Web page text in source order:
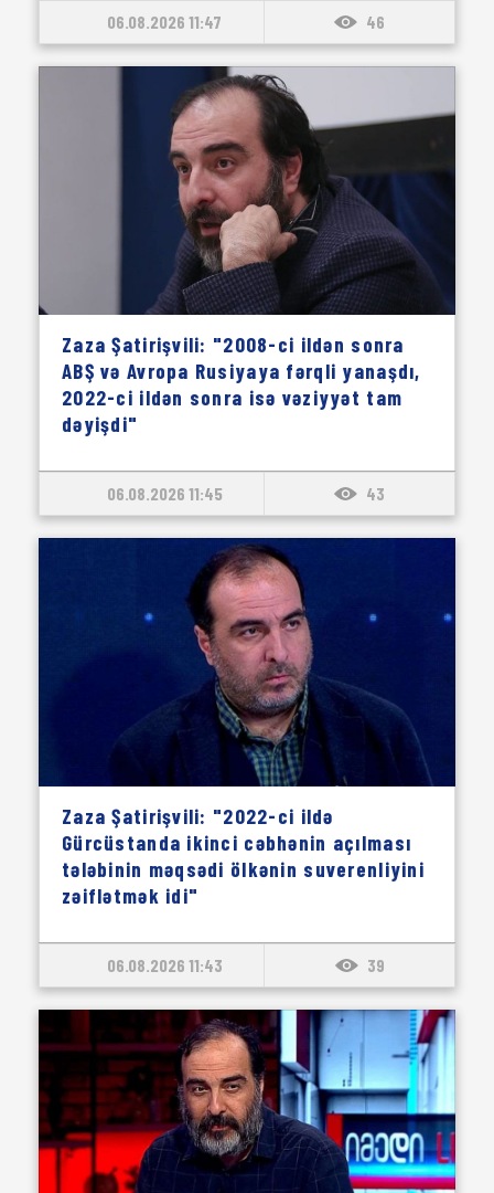
06.08.2026 11:47 46
Zaza Şatirişvili: "2008-ci ildən sonra
ABŞ və Avropa Rusiyaya fərqli yanaşdı,
2022-ci ildən sonra isə vəziyyət tam
dəyişdi"
06.08.2026 11:45 43
Zaza Şatirişvili: "2022-ci ildə
Gürcüstanda ikinci cəbhənin açılması
tələbinin məqsədi ölkənin suverenliyini
zəiflətmək idi"
06.08.2026 11:43 39